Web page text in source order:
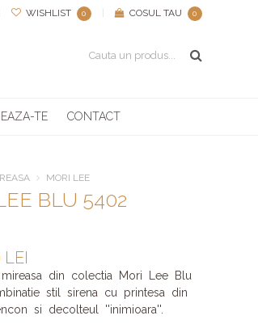
WISHLIST 0 COSUL TAU 0
TE CONTACT
MORI LEE
BLU 5402
LEI
din colectia Mori Lee Blu
stil sirena cu printesa din
si decolteul ''inimioara''.